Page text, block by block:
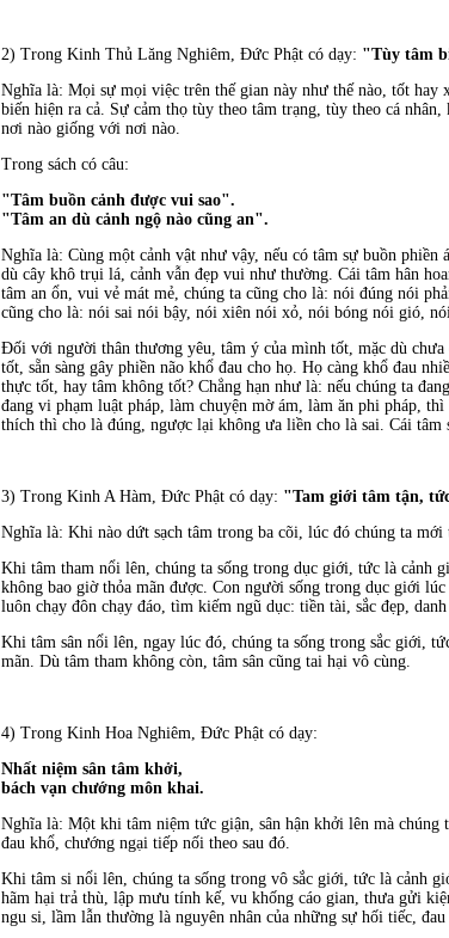
2) Trong Kinh Thủ Lăng Nghiêm, Ðức Phật có dạy: "Tùy tâm
Nghĩa là: Mọi sự mọi việc trên thế gian này như thế nào, tốt hay
biến hiện ra cả. Sự cảm thọ tùy theo tâm trạng, tùy theo cá
nơi nào giống với nơi nào.
Trong sách có câu:
"Tâm buồn cảnh được vui sao".
"Tâm an dù cảnh ngộ nào cũng an".
Nghĩa là: Cùng một cảnh vật như vậy, nếu có tâm sự buồn
dù cây khô trụi lá, cảnh vẫn đẹp vui như thường. Cái tâm hân
tâm an ổn, vui vẻ mát mẻ, chúng ta cũng cho là: nói đúng nói
cũng cho là: nói sai nói bậy, nói xiên nói xỏ, nói bóng nói gió,
Ðối với người thân thương yêu, tâm ý của mình tốt, mặc dù
tốt, sẵn sàng gây phiền não khổ đau cho họ. Họ càng khổ đau
thực tốt, hay tâm không tốt? Chẳng hạn như là: nếu chúng ta
đang vi phạm luật pháp, làm chuyện mờ ám, làm ăn phi pháp,
thích thì cho là đúng, ngược lại không ưa liền cho là sai. Cái
3) Trong Kinh A Hàm, Ðức Phật có dạy: "Tam giới tâm tận,
Nghĩa là: Khi nào dứt sạch tâm trong ba cõi, lúc đó chúng ta
Khi tâm tham nổi lên, chúng ta sống trong dục giới, tức là cảnh
không bao giờ thỏa mãn được. Con người sống trong dục giới
luôn chạy đôn chạy đáo, tìm kiếm ngũ dục: tiền tài, sắc đẹp,
Khi tâm sân nổi lên, ngay lúc đó, chúng ta sống trong sắc giới,
mãn. Dù tâm tham không còn, tâm sân cũng tai hại vô cùng.
4) Trong Kinh Hoa Nghiêm, Ðức Phật có dạy:
Nhất niệm sân tâm khởi,
bách vạn chướng môn khai.
Nghĩa là: Một khi tâm niệm tức giận, sân hận khởi lên mà
đau khổ, chướng ngại tiếp nối theo sau đó.
Khi tâm si nổi lên, chúng ta sống trong vô sắc giới, tức là cảnh
hãm hại trả thù, lập mưu tính kế, vu khống cáo gian, thưa gửi
ngu si, lầm lẫn thường là nguyên nhân của những sự hối tiếc,